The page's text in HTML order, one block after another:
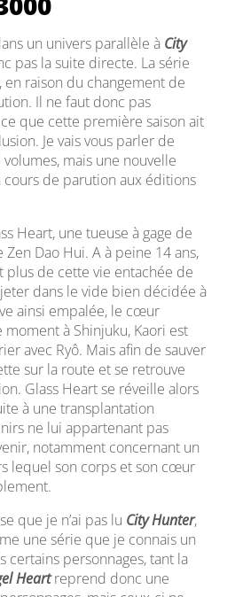
un univers parallèle à City
pas la suite directe. La série
en raison du changement de
Il ne faut donc pas
que cette première saison ait
Je vais vous parler de
mais une nouvelle
de parution aux éditions
Heart, une tueuse à gage de
Zen Dao Hui. A à peine 14 ans,
plus de cette vie entachée de
dans le vide bien décidée à
ainsi empalée, le cœur
à Shinjuku, Kaori est
avec Ryô. Mais afin de sauver
sur la route et se retrouve
Glass Heart se réveille alors
à une transplantation
ne lui appartenant pas
notamment concernant un
lequel son corps et son cœur
que je n’ai pas lu City Hunter,
une série que je connais un
certains personnages, tant la
Heartreprend donc une